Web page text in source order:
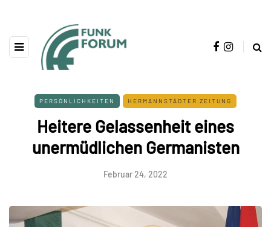
PERSÖNLICHKEITEN HERMANNSTÄDTER ZEITUNG
Heitere Gelassenheit eines
unermüdlichen Germanisten
Februar 24, 2022